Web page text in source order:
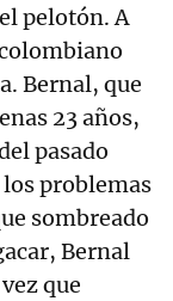
pelotón. A
Bernal, que
23 años,
pasado
los problemas
sombreado
Bernal
que